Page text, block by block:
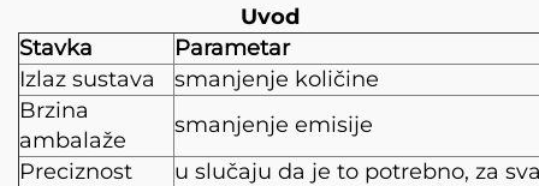
Uvod
Stavka
Parametar
Izlaz sustava
smanjenje količine
Brzina
ambalaže
smanjenje emisije
Preciznost
u slučaju da je to potrebno, za